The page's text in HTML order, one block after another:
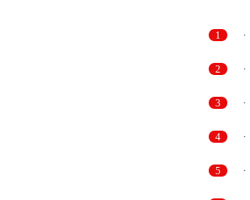
1
2
3
4
5